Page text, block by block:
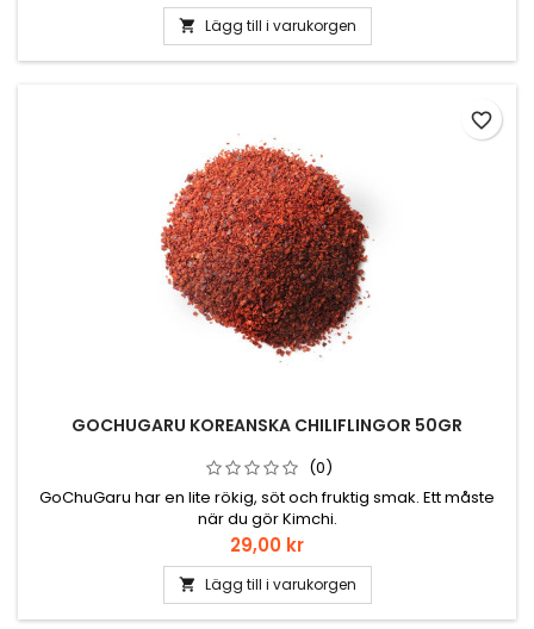
 Lägg till i varukorgen
GOCHUGARU KOREANSKA CHILIFLINGOR 50GR
(0)
GoChuGaru har en lite rökig, söt och fruktig smak. Ett måste
när du gör Kimchi.
Pris
29,00 kr
 Lägg till i varukorgen
favorite_border